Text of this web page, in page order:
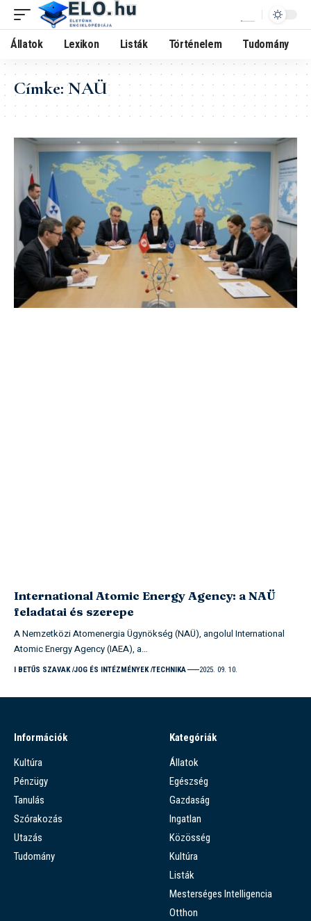
Állatok Lexikon Listák Történelem Tudomány
Címke:NAÜ
International Atomic Energy Agency: a NAÜ
feladatai és szerepe
A Nemzetközi Atomenergia Ügynökség (NAÜ), angolul International
Atomic Energy Agency (IAEA), a…
I BETŰS SZAVAK JOG ÉS INTÉZMÉNYEK TECHNIKA 2025. 09. 10.
Információk
Kultúra
Pénzügy
Tanulás
Szórakozás
Utazás
Tudomány
Kategóriák
Állatok
Egészség
Gazdaság
Ingatlan
Közösség
Kultúra
Listák
Mesterséges Intelligencia
Otthon